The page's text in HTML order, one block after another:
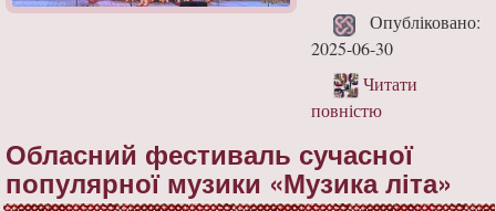
Опубліковано:
2025-06-30
Читати
повністю
Обласний фестиваль сучасної
популярної музики «Музика літа»